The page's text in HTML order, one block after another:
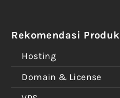
Rekomendasi Produk
Hosting
Domain & License